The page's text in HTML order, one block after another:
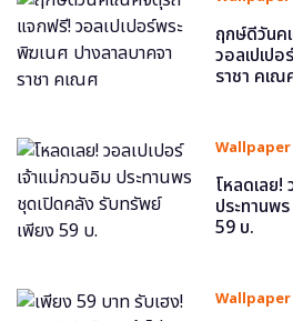
ฤกษ์ดีวัน
วอลเปเป
ราชา คเณ
Wallpaper
โหลดเลย!
ประทานพ
59 บ.
Wallpaper